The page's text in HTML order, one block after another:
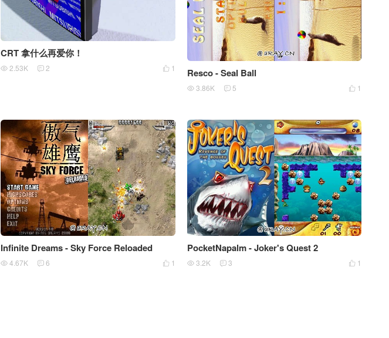
CRT 拿什么再爱你！
 1
 2.53K  2 Resco - Seal Ball
 1
 3.86K  5
Infinite Dreams - Sky Force Reloaded
 1
 4.67K  6
PocketNapalm - Joker's Quest 2
 1
 3.2K  3